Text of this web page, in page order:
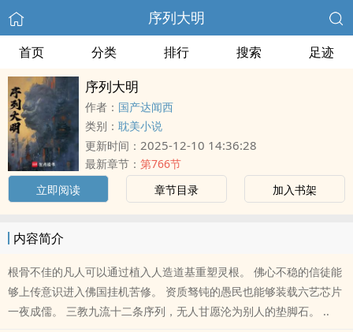
序列大明
首页 分类 排行 搜索 足迹
序列大明
作者： 国产达闻西
类别： 耽美小说
更新时间： 2025-12-10 14:36:28
最新章节： 第766节
立即阅读
章节目录 加入书架
内容简介
根骨不佳的凡人可以通过植入人造道基重塑灵根。 佛心不稳的信徒能
够上传意识进入佛国挂机苦修。 资质驽钝的愚民也能够装载六艺芯片
一夜成儒。 三教九流十二条序列，无人甘愿沦为别人的垫脚石。 ..